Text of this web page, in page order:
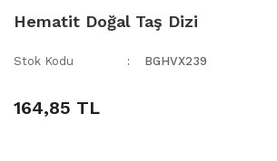
Hematit Doğal Taş Dizi
Stok Kodu BGHVX239
164,85 TL